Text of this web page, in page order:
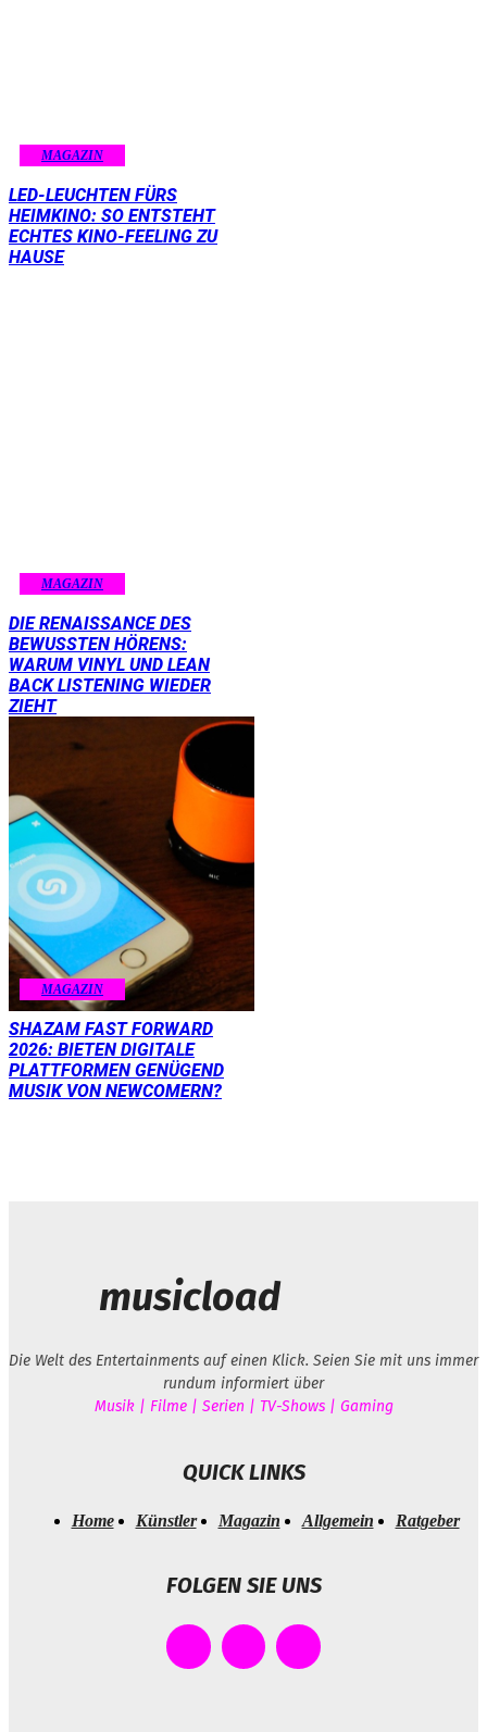
MAGAZIN
LED-LEUCHTEN FÜRS
HEIMKINO: SO ENTSTEHT
ECHTES KINO-FEELING ZU
HAUSE
MAGAZIN
DIE RENAISSANCE DES
BEWUSSTEN HÖRENS:
WARUM VINYL UND LEAN
BACK LISTENING WIEDER
ZIEHT
MAGAZIN
SHAZAM FAST FORWARD
2026: BIETEN DIGITALE
PLATTFORMEN GENÜGEND
MUSIK VON NEWCOMERN?
musicload
Die Welt des Entertainments auf einen Klick. Seien Sie mit uns immer
rundum informiert über
Musik | Filme | Serien | TV-Shows | Gaming
QUICK LINKS
Home Künstler Magazin Allgemein Ratgeber
FOLGEN SIE UNS